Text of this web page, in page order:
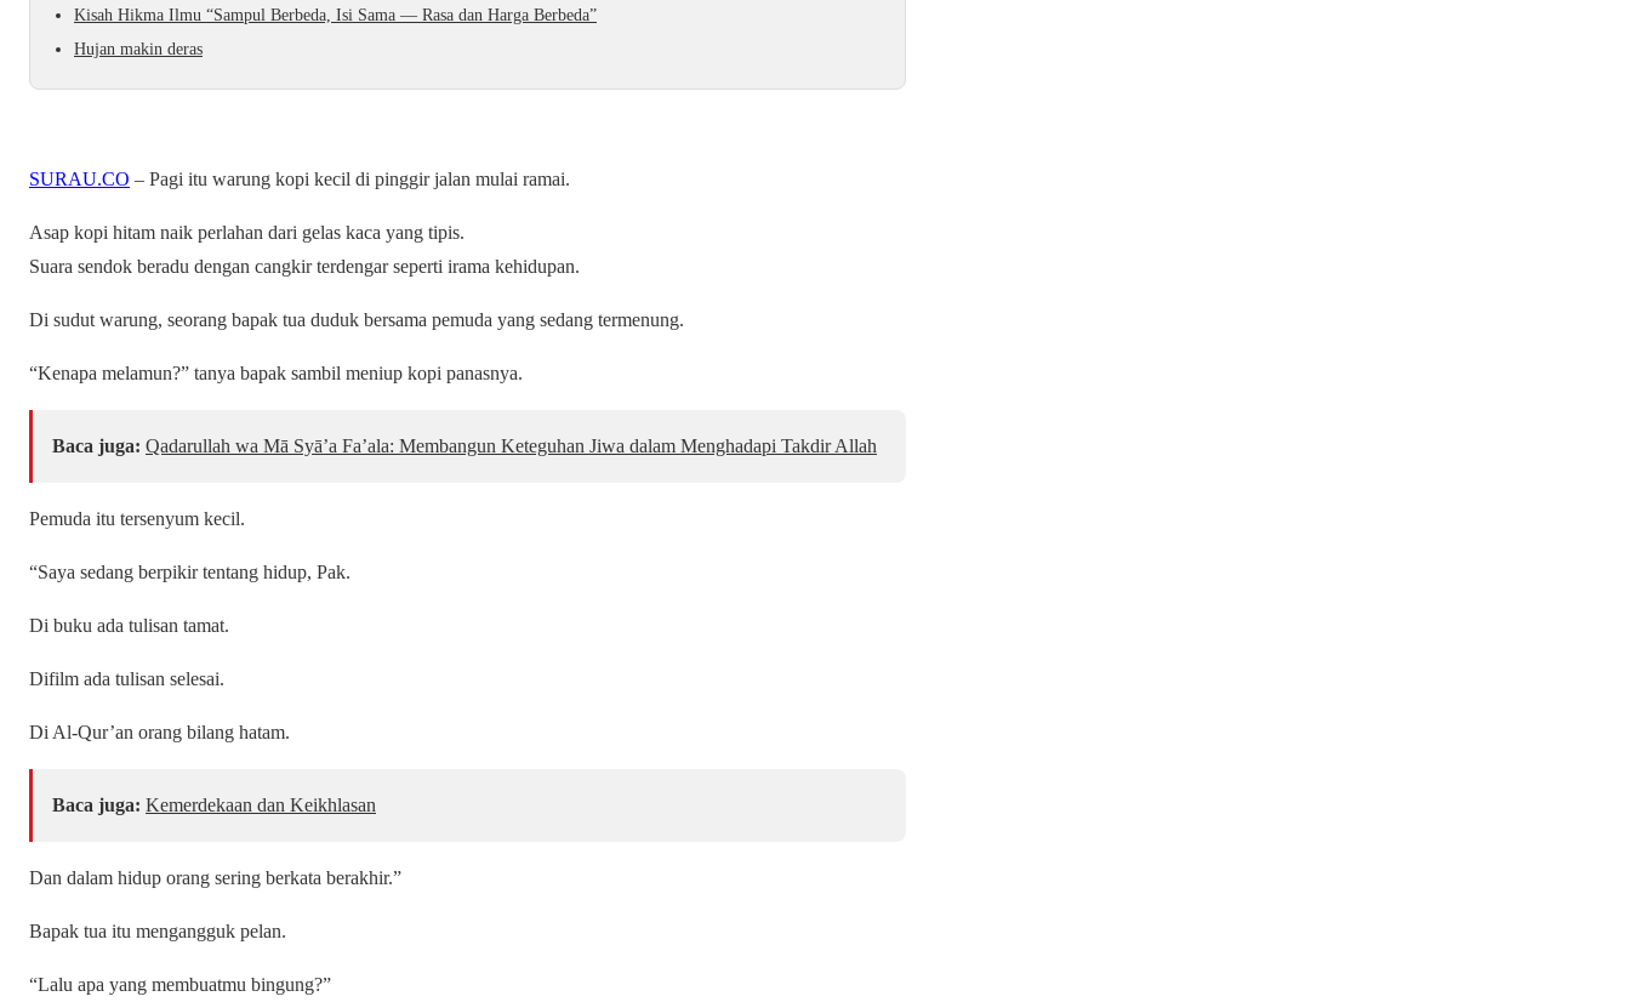
Kisah Hikma Ilmu “Sampul Berbeda, Isi Sama — Rasa dan Harga Berbeda”
Hujan makin deras
SURAU.CO – Pagi itu warung kopi kecil di pinggir jalan mulai ramai.
Asap kopi hitam naik perlahan dari gelas kaca yang tipis.
Suara sendok beradu dengan cangkir terdengar seperti irama kehidupan.
Di sudut warung, seorang bapak tua duduk bersama pemuda yang sedang termenung.
“Kenapa melamun?” tanya bapak sambil meniup kopi panasnya.
Baca juga: Qadarullah wa Mā Syā’a Fa’ala: Membangun Keteguhan Jiwa dalam Menghadapi Takdir Allah
Pemuda itu tersenyum kecil.
“Saya sedang berpikir tentang hidup, Pak.
Di buku ada tulisan tamat.
Difilm ada tulisan selesai.
Di Al-Qur’an orang bilang hatam.
Baca juga: Kemerdekaan dan Keikhlasan
Dan dalam hidup orang sering berkata berakhir.”
Bapak tua itu mengangguk pelan.
“Lalu apa yang membuatmu bingung?”